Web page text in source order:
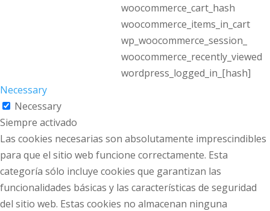
woocommerce_cart_hash
woocommerce_items_in_cart
wp_woocommerce_session_
woocommerce_recently_viewed
wordpress_logged_in_[hash]
Necessary
Necessary
Siempre activado
Las cookies necesarias son absolutamente imprescindibles
para que el sitio web funcione correctamente. Esta
categoría sólo incluye cookies que garantizan las
funcionalidades básicas y las características de seguridad
del sitio web. Estas cookies no almacenan ninguna